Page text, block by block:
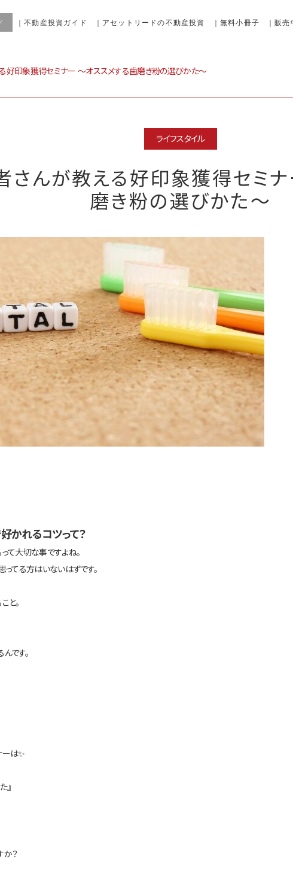
｜不動産投資ガイド ｜アセットリードの不動産投資 ｜無料小冊子 ｜販
好印象獲得セミナー 〜オススメする歯磨き粉の選びかた〜
ライフスタイル
んが教える好印象獲得セミ
磨き粉の選びかた〜
かれるコツって？
て大切な事ですよね。
ってる方はいないはずです。
と。
です。
は✨
』
か？